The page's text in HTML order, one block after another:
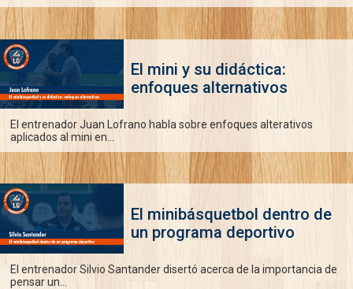
El mini y su didáctica:
enfoques alternativos
El entrenador Juan Lofrano habla sobre enfoques alterativos
aplicados al mini en...
El minibásquetbol dentro de
un programa deportivo
El entrenador Silvio Santander disertó acerca de la importancia de
pensar un...